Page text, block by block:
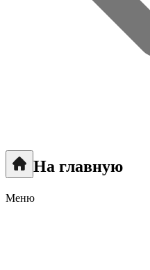
На главную
Меню